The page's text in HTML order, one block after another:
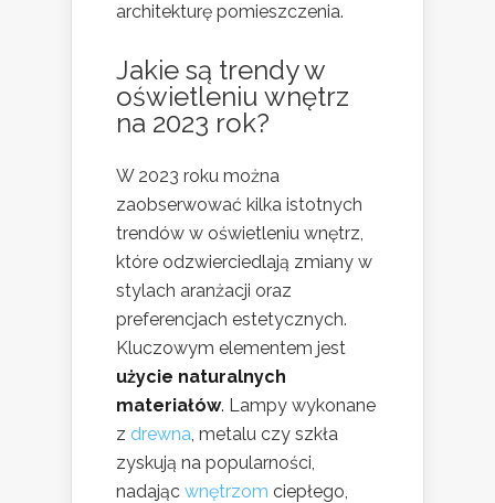
architekturę pomieszczenia.
Jakie są trendy w
oświetleniu wnętrz
na 2023 rok?
W 2023 roku można
zaobserwować kilka istotnych
trendów w oświetleniu wnętrz,
które odzwierciedlają zmiany w
stylach aranżacji oraz
preferencjach estetycznych.
Kluczowym elementem jest
użycie naturalnych
materiałów. Lampy wykonane
z drewna, metalu czy szkła
zyskują na popularności,
nadając wnętrzom ciepłego,